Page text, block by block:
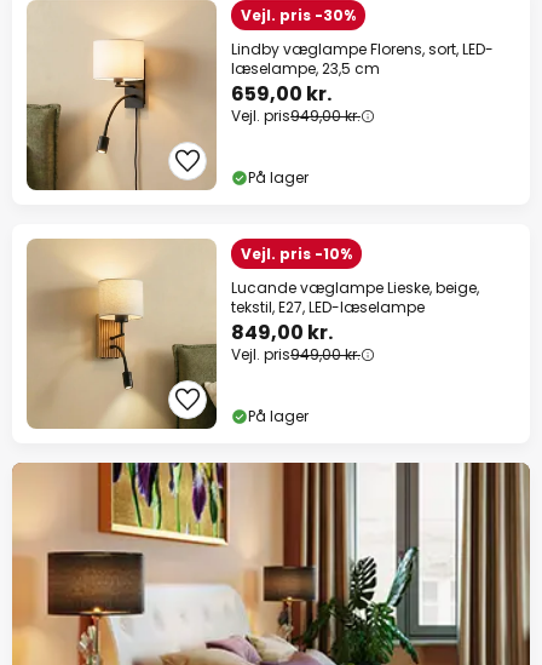
Vejl. pris -30%
Lindby væglampe Florens, sort, LED-
læselampe, 23,5 cm
659,00 kr.
Vejl. pris949,00 kr.
På lager
Vejl. pris -10%
Lucande væglampe Lieske, beige,
tekstil, E27, LED-læselampe
849,00 kr.
Vejl. pris949,00 kr.
På lager